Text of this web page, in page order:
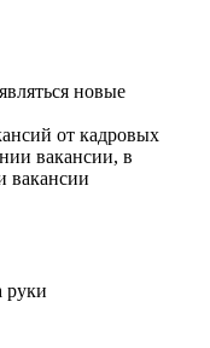
новые
от кадровых
вакансии, в
вакансии
руки